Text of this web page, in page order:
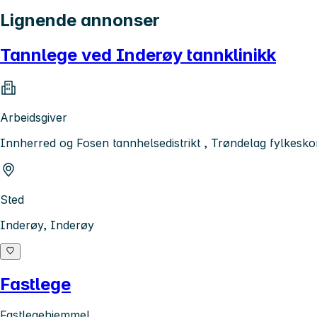
Lignende annonser
Tannlege ved Inderøy tannklinikk
Arbeidsgiver
Innherred og Fosen tannhelsedistrikt , Trøndelag
Sted
Inderøy, Inderøy
Fastlege